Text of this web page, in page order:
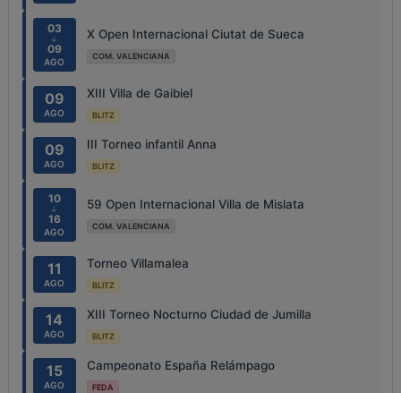
03
↓
09
AGO
X Open Internacional Ciutat de Sueca
COM. VALENCIANA
09
AGO
XIII Villa de Gaibiel
BLITZ
09
AGO
III Torneo infantil Anna
BLITZ
10
↓
16
AGO
59 Open Internacional Villa de Mislata
COM. VALENCIANA
11
AGO
Torneo Villamalea
BLITZ
14
AGO
XIII Torneo Nocturno Ciudad de Jumilla
BLITZ
15
AGO
Campeonato España Relámpago
FEDA